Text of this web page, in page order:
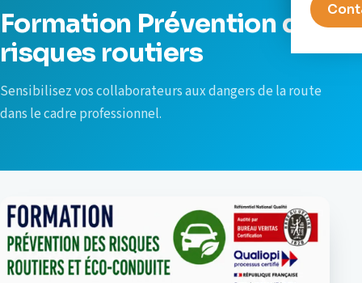
Formation Prévention des
risques routiers
Sensibilisez vos collaborateurs aux dangers de la route
dans le cadre professionnel.